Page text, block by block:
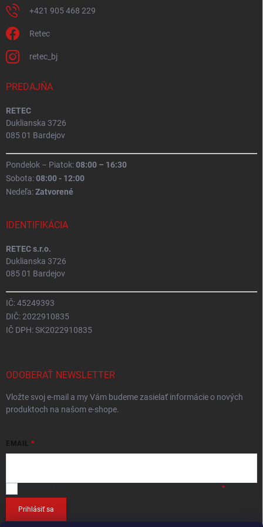
+421 905 468 229
Retec
retec_bj
PREDAJŇA
RETEC
Duklianska 3726
085 01 Bardejov
Pondelok – Piatok:08:00 – 16:30
Sobota:08:00 - 12:00
Nedeľa:Zatvorené
IDENTIFIKÁCIA
RETEC s.r.o.
Duklianska 3726
085 01 Bardejov
IČ: 45249393
DIČ: 2022910835
IČ DPH: SK2022910835
ODOBERAŤ NEWSLETTER
Vložte svoj e-mail a my Vám budeme zasielať informácie o nových
produktoch na našom e-shope.
EMAIL
Prihlásiť sa